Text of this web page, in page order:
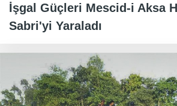
İşgal Güçleri Mescid-i Aksa
Sabri'yi Yaraladı